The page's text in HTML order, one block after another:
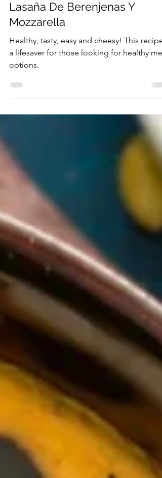
Galbani
Lasaña De Berenjenas Y
Mozzarella
Healthy, tasty, easy and cheesy! This recipe
a lifesaver for those looking for healthy